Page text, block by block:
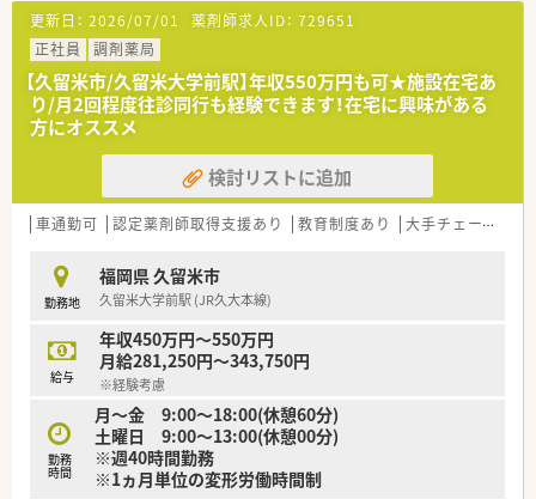
談」「過誤防止システム全店導入」「ローソンと併設した店舗作
り」等対物から対人業務への移行、また処方箋だけに頼らない薬
局作りを行っております。
■薬局としてだけでなく色んな角度から地域に貢献すべく、福祉
事業や保育園などの事業も行っております。
■社員は約600名、うち薬剤師は約200名、平均年齢37～38歳で7
割が女性です。女性の役職者が30%在籍しています。（2021年度
実績）
■正社員の平均残業時間は月10時間程度で1日20～30分程度で
す。（2021年度実績）
■結婚・出産・育児において様々な休暇・祝金制度を設けておりま
す。
■全社員リフレッシュ休暇で年1回、連続5日間の休暇取得が可
能です。
■年間休日は109日と多く、月の休みは9日ほどございます。
■「子育てサポート企業」として、厚生労働大臣の認定を受けた
証でかつ継続的な促進をしている「プラチナくるみんマーク」の
認定を受けております。
■全店舗「調剤・監査・投薬」の流れのルールが統一されているた
めヘルプや異動の際も勤務しやすい環境です。
■パートの方も勤務実績に準じて法定通りの有給休暇がござい
更新日： 2026/07/01 薬剤師求人ID： 729651
正社員
調剤薬局
【久留米市/久留米大学前駅】年収550万円も可★施設在宅あ
り/月2回程度往診同行も経験できます！在宅に興味がある
方にオススメ
検討リストに追加
車通勤可 認定薬剤師取得支援あり 教育制度あり 大手チェーン以外
勤務地
福岡県 久留米市
久留米大学前駅 (JR久大本線)
給与
年収450万円～550万円
月給281,250円～343,750円
※経験考慮
勤務
時間
月～金 9:00～18:00(休憩60分)
土曜日 9:00～13:00(休憩00分)
※週40時間勤務
※1ヵ月単位の変形労働時間制